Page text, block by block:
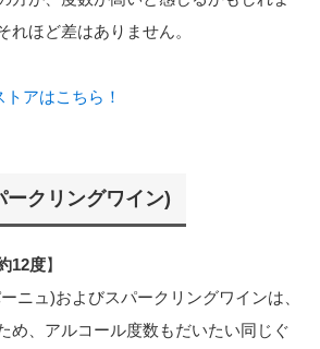
れほど差はありません。
アはこちら！
ークリングワイン)
12度】
ニュ)およびスパークリングワインは、
め、アルコール度数もだいたい同じぐ